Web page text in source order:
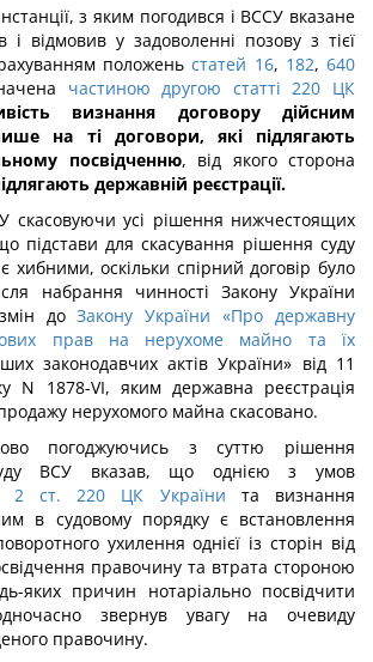
з яким погодився і ВССУ вказане
і відмовив у задоволенні позову з тієї
положеньстатей 16, 182, 640
частиною другою статті 220 ЦК
визнання договору дійсним
на ті договори, які підлягають
посвідченню, від якого сторона
державній реєстрації.
скасовуючи усі рішення нижчестоящих
підстави для скасування рішення суду
хибними, оскільки спірний договір було
набрання чинності Закону України
доЗакону України «Про державну
прав на нерухоме майно та їх
законодавчих актів України» від 11
N 1878-VI, яким державна реєстрація
нерухомого майна скасовано.
погоджуючись з суттю рішення
ВСУ вказав, що однією з умов
2 ст. 220 ЦК України та визнання
в судовому порядку є встановлення
ухилення однієї із сторін від
правочину та втрата стороною
яких причин нотаріально посвідчити
звернув увагу на очевиду
правочину.